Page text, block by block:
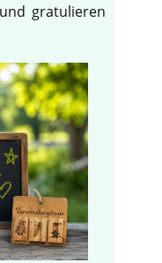
gratulieren